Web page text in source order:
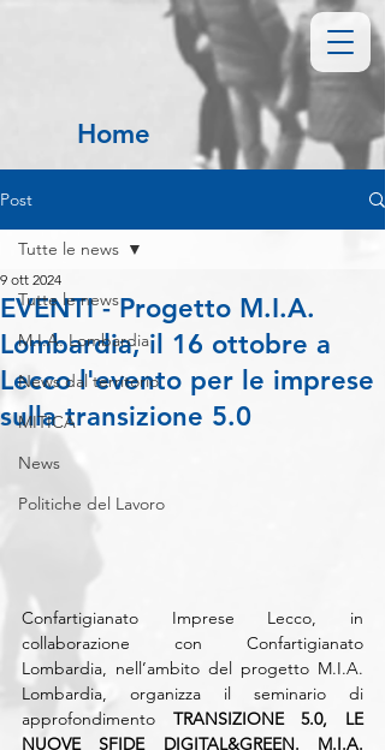
Home
Post
Tutte le news
M.I.A. Lombardia
News dal territorio
MITICA
News
Politiche del Lavoro
Tutte le news
EVENTI - Progetto M.I.A.
Lombardia, il 16 ottobre a
Lecco l'evento per le imprese
sulla transizione 5.0
9 ott 2024
Confartigianato Imprese Lecco, in
collaborazione con Confartigianato
Lombardia, nell’ambito del progetto M.I.A.
Lombardia, organizza il seminario di
approfondimento TRANSIZIONE 5.0, LE
NUOVE SFIDE DIGITAL&GREEN. M.I.A.